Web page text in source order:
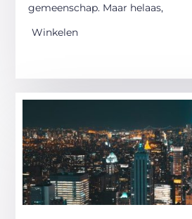
gemeenschap. Maar helaas,
Winkelen